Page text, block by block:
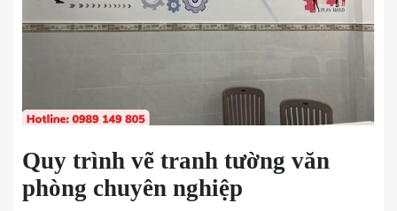
Quy trình vẽ tranh tường văn
phòng chuyên nghiệp